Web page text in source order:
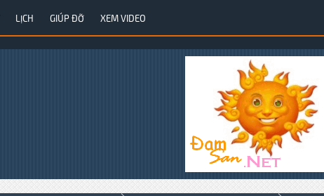
LỊCH GIÚP ĐỠ XEM VIDEO